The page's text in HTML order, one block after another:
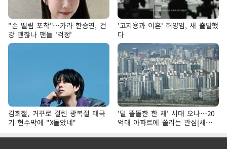
"손 떨림 포착"…카라 한승연, 건
강 괜찮나 팬들 '걱정'
'고지용과 이혼' 허양임, 새 출발했
다
김희철, 거꾸로 걸린 광복절 태극
기 현수막에 "X돌았네"
'덜 똘똘한 한 채' 시대 오나…20
억대 아파트에 쏠리는 관심[세제
개편, 그 이후②]